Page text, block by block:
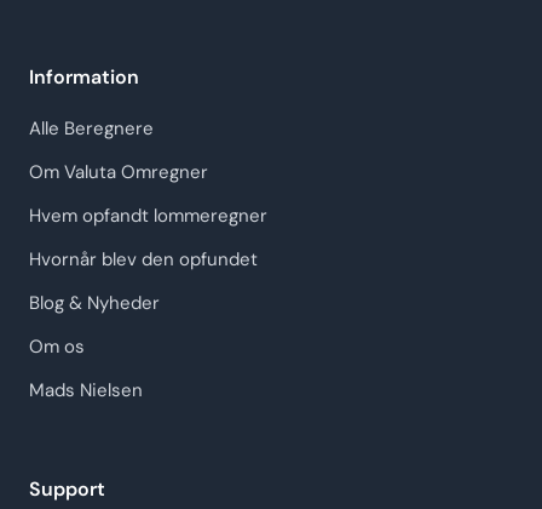
Information
Alle Beregnere
Om Valuta Omregner
Hvem opfandt lommeregner
Hvornår blev den opfundet
Blog & Nyheder
Om os
Mads Nielsen
Support